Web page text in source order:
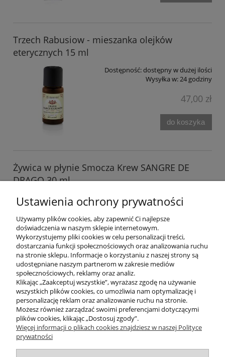
Trzech Rabusiow - mieszanka olejków
eterycznych 15 ml
Dostępność:dostępny w dużej ilości
Wysyłka w:24 godziny
47,00 zł
do koszyka
Żywica w płynie Smocza Krew SANGRE DE
DRAGO 30 ml
Dostępność:
dostępny w dużej ilości
Wysyłka w:24 godziny
do koszyka
POMOC
INFORMACJE
ZAKUPY
Ustawienia ochrony prywatności
Używamy plików cookies, aby zapewnić Ci najlepsze
doświadczenia w naszym sklepie internetowym.
Wykorzystujemy pliki cookies w celu personalizacji treści,
dostarczania funkcji społecznościowych oraz analizowania ruchu
na stronie sklepu. Informacje o korzystaniu z naszej strony są
udostępniane naszym partnerom w zakresie mediów
społecznościowych, reklamy oraz analiz.
Klikając „Zaakceptuj wszystkie”, wyrażasz zgodę na używanie
wszystkich plików cookies, co umożliwia nam optymalizację i
personalizację reklam oraz analizowanie ruchu na stronie.
Możesz również zarządzać swoimi preferencjami dotyczącymi
plików cookies, klikając „Dostosuj zgody”.
Więcej informacji o plikach cookies znajdziesz w naszej Polityce
prywatności